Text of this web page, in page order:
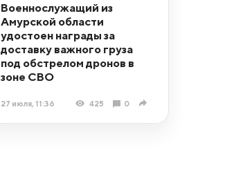
Военнослужащий из
Амурской области
удостоен награды за
доставку важного груза
под обстрелом дронов в
зоне СВО
27 июля, 11:36 425 0